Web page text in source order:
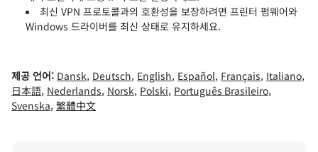
최신 VPN 프로토콜과의 호환성을 보장하려면 프린터 펌웨어와
Windows 드라이버를 최신 상태로 유지하세요.
제공 언어: Dansk, Deutsch, English, Español, Français, Italiano,
日本語, Nederlands, Norsk, Polski, Português Brasileiro,
Svenska, 繁體中文